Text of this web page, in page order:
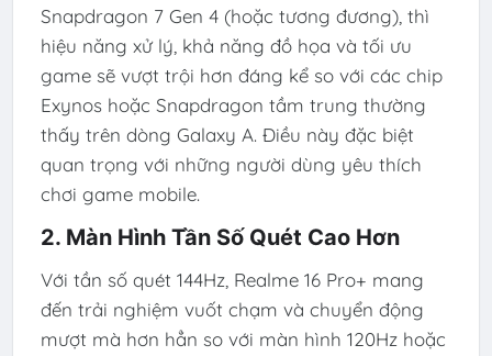
Snapdragon 7 Gen 4 (hoặc tương đương), thì
hiệu năng xử lý, khả năng đồ họa và tối ưu
game sẽ vượt trội hơn đáng kể so với các chip
Exynos hoặc Snapdragon tầm trung thường
thấy trên dòng Galaxy A. Điều này đặc biệt
quan trọng với những người dùng yêu thích
chơi game mobile.
2. Màn Hình Tần Số Quét Cao Hơn
Với tần số quét 144Hz, Realme 16 Pro+ mang
đến trải nghiệm vuốt chạm và chuyển động
mượt mà hơn hẳn so với màn hình 120Hz hoặc